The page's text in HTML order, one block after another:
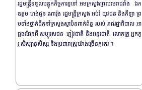
រដ្ឋមន្រ្តីទទួលបន្ទុកកិច្ចការទូទៅ ​អមក្រសួងព្រះបរម​រាជវាំង ​ឯក
ឧត្តម ហង់​ជួន ណារ៉ុង រដ្ឋមន្រ្តី​ក្រសួង អប់រំ យុវជន និងកីឡា ព្រ
មទាំង​ថ្នាក់ដឹក​នាំក្រសួង​ស្ថាប័ន​ពាក់ព័ន្ធ របស់​ រាជរដ្ឋាភិបាល អា
ជ្ញធរដែនដី សប្បុរសជន ភ្ញៀវជាតិ និងអន្តរជាតិ លោកគ្រូ អ្នកគ្
រូ សិស្សានុសិស្ស និងប្រជារាស្ត្រយ៉ាងច្រើនកុះករ ។